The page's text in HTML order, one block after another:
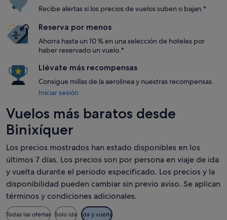
Recibe alertas si los precios de vuelos suben o bajan.*
Reserva por menos
Ahorra hasta un 10 % en una selección de hoteles por
haber reservado un vuelo.*
Llévate más recompensas
Consigue millas de la aerolínea y nuestras recompensas.
Iniciar sesión
Vuelos más baratos desde
Binixíquer
Los precios mostrados han estado disponibles en los
últimos 7 días. Los precios son por persona en viaje de ida
y vuelta durante el periodo especificado. Los precios y la
disponibilidad pueden cambiar sin previo aviso. Se aplican
términos y condiciones adicionales.
Todas las ofertas Solo ida Ida y vuelta